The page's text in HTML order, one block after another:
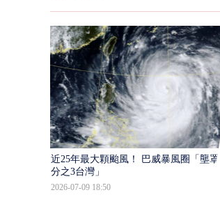
近25年最大顆颱風！ 巴威暴風圈「壟罩4
分之3台灣」
2026-07-09 18:50